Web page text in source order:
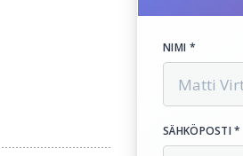
NIMI *
SÄHKÖPOSTI *